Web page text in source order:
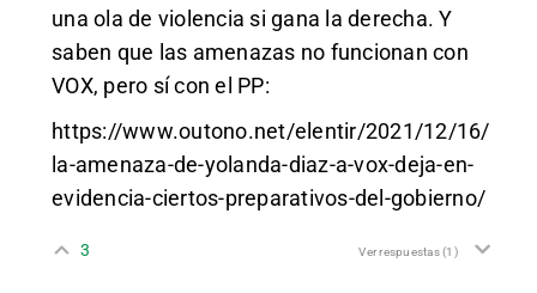
una ola de violencia si gana la derecha. Y
saben que las amenazas no funcionan con
VOX, pero sí con el PP:
https://www.outono.net/elentir/2021/12/16/
la-amenaza-de-yolanda-diaz-a-vox-deja-en-
evidencia-ciertos-preparativos-del-gobierno/
3 Ver respuestas(1)